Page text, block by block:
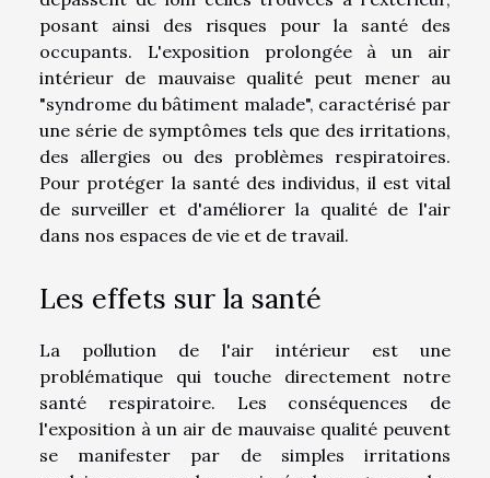
posant ainsi des risques pour la santé des
occupants. L'exposition prolongée à un air
intérieur de mauvaise qualité peut mener au
"syndrome du bâtiment malade", caractérisé par
une série de symptômes tels que des irritations,
des allergies ou des problèmes respiratoires.
Pour protéger la santé des individus, il est vital
de surveiller et d'améliorer la qualité de l'air
dans nos espaces de vie et de travail.
Les effets sur la santé
La pollution de l'air intérieur est une
problématique qui touche directement notre
santé respiratoire. Les conséquences de
l'exposition à un air de mauvaise qualité peuvent
se manifester par de simples irritations